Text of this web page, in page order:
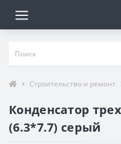
Строительство и ремонт
Конденсатор
(6.3*7.7) серый